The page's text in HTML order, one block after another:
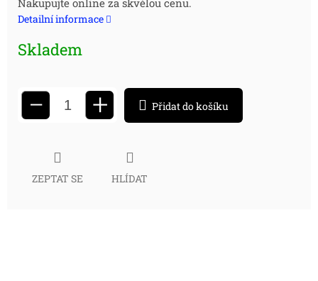
cena:
Nakupujte online za skvělou cenu.
Detailní informace
Skladem
− + Přidat do košíku
ZEPTAT SE HLÍDAT